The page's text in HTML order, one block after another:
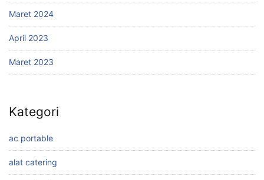
Maret 2024
April 2023
Maret 2023
Kategori
ac portable
alat catering